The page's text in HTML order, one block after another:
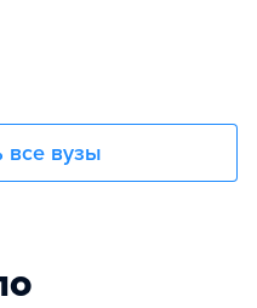
все вузы